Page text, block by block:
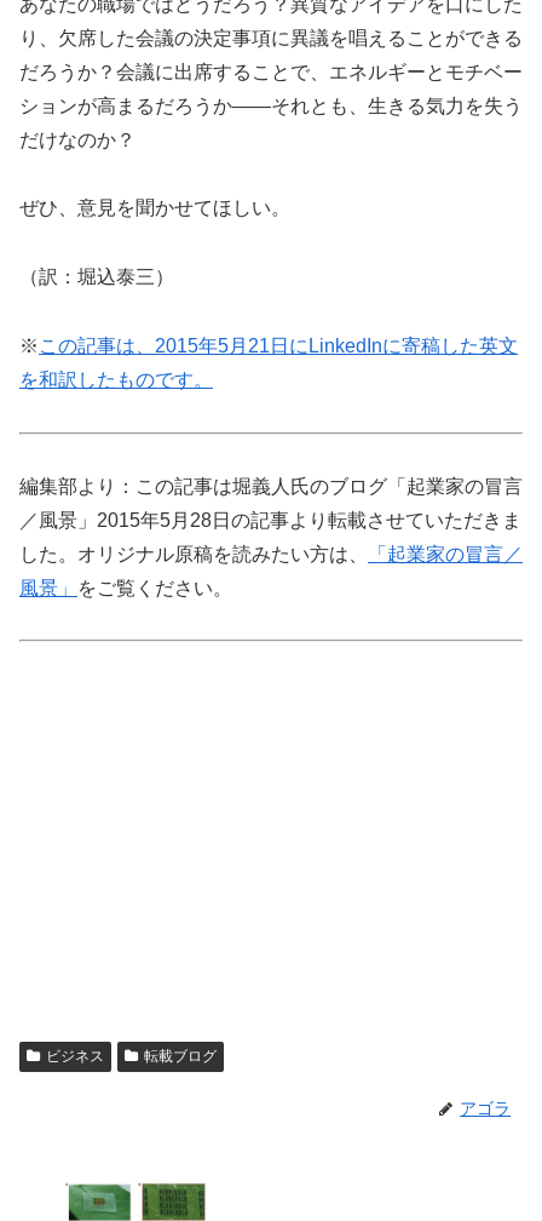
り、欠席した会議の決定事項に異議を唱えることができる
だろうか？会議に出席することで、エネルギーとモチベー
ションが高まるだろうか――それとも、生きる気力を失う
だけなのか？
ぜひ、意見を聞かせてほしい。
（訳：堀込泰三）
※ この記事は、2015年5月21日にLinkedInに寄稿した英文
を和訳したものです。
編集部より：この記事は堀義人氏のブログ「起業家の冒言
／風景」2015年5月28日の記事より転載させていただきま
した。オリジナル原稿を読みたい方は、
「起業家の冒言／
風景」
をご覧ください。
ビジネス 転載ブログ
アゴラ